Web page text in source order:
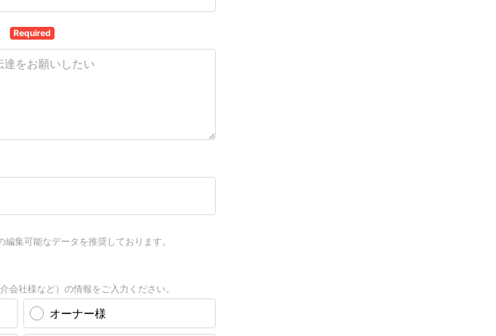
Required
集可能なデータを推奨しております。
会社様など）の情報をご入力ください。
オーナー様